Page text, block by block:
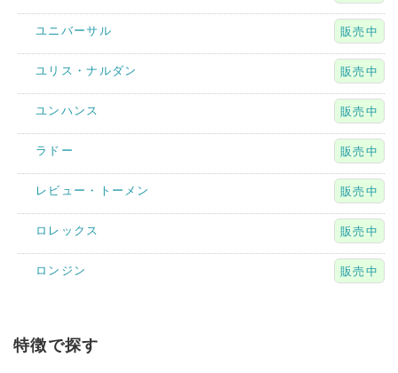
ユニバーサル 販売中
ユリス・ナルダン 販売中
ユンハンス 販売中
ラドー 販売中
レビュー・トーメン 販売中
ロレックス 販売中
ロンジン 販売中
特徴で探す